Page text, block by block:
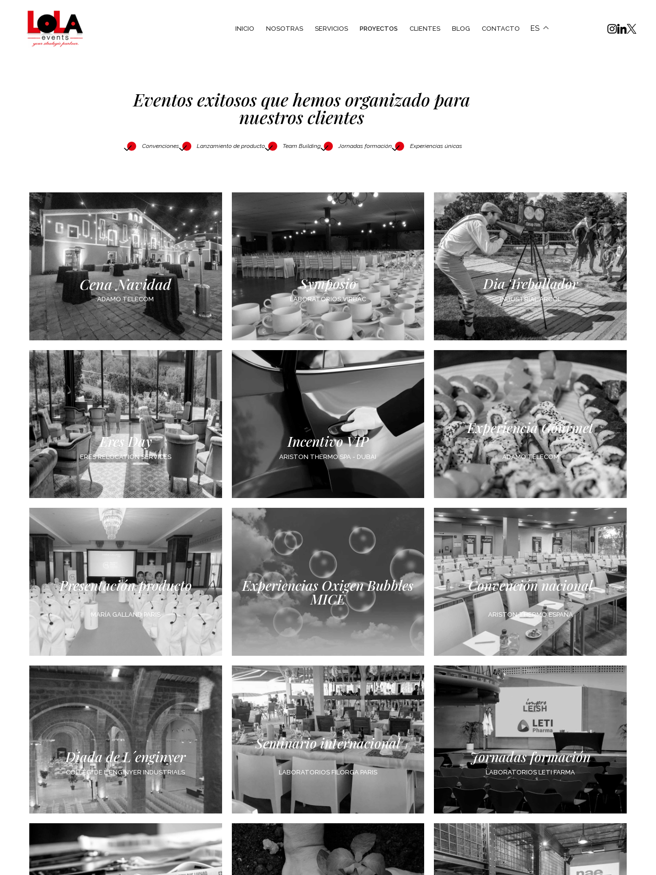
INICIO NOSOTRAS SERVICIOS PROYECTOS CLIENTES BLOG CONTACTO ES
Eventos exitosos que hemos organizado para
nuestros clientes
Convenciones Lanzamiento de producto Team Building Jornadas formación Experiencias únicas
Cena Navidad
ADAMO TELECOM
Symposio
LABORATORIOS VIRBAC
Dia Treballador
INDUSTRIAL ARCOL
Eres Day
ERES RELOCATION SERVICES
Incentivo VIP
ARISTON THERMO SPA - DUBAI
Experiencia Gourmet
ADAMO TELECOM
Presentación producto
MARÍA GALLAND PARIS
Experiencias Oxigen Bubbles
MICE
Convención nacional
ARISTON THERMO ESPAÑA
Diada de L´enginyer
COLLEGI DE L´ENGINYER INDUSTRIALS
Seminario internacional
LABORATORIOS FILORGA PARIS
Jornadas formación
LABORATORIOS LETI FARMA